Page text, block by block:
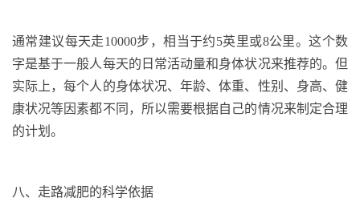
通常建议每天走10000步，相当于约5英里或8公里。这个数
字是基于一般人每天的日常活动量和身体状况来推荐的。但
实际上，每个人的身体状况、年龄、体重、性别、身高、健
康状况等因素都不同，所以需要根据自己的情况来制定合理
的计划。
八、走路减肥的科学依据